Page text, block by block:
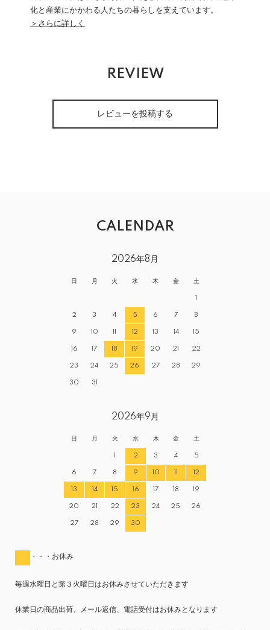
化と産業にかかわる人たちの暮らしを支えています。
＞さらに詳しく
REVIEW
レビューを投稿する
CALENDAR
2026年8月
日 月 火 水 木 金 土
1
2 3 4 5 6 7 8
9 10 11 12 13 14 15
16 17 18 19 20 21 22
23 24 25 26 27 28 29
30 31
2026年9月
日 月 火 水 木 金 土
1 2 3 4 5
6 7 8 9 10 11 12
13 14 15 16 17 18 19
20 21 22 23 24 25 26
27 28 29 30
・・・お休み
毎週水曜日と第３火曜日はお休みさせていただきます
休業日の商品出荷、メール返信、電話受付はお休みとなります